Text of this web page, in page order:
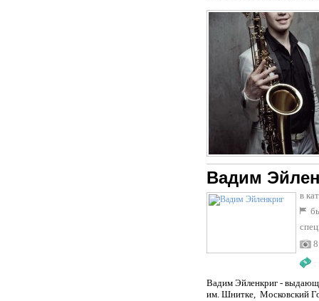
Вадим
в
8
:
Вадим Эйленкриг -
им. Шнитке, Московский